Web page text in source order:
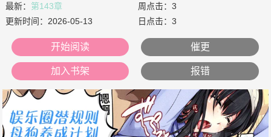
最新： 第143章
更新时间： 2026-05-13
周点击：3
日点击：3
开始阅读 催更
加入书架 报错